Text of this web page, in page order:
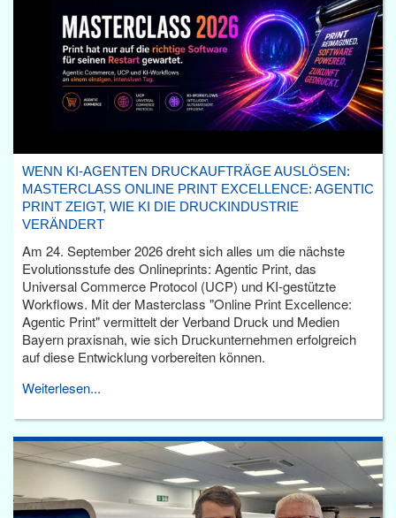
WENN KI-AGENTEN DRUCKAUFTRÄGE AUSLÖSEN:
MASTERCLASS ONLINE PRINT EXCELLENCE: AGENTIC
PRINT ZEIGT, WIE KI DIE DRUCKINDUSTRIE
VERÄNDERT
Am 24. September 2026 dreht sich alles um die nächste
Evolutionsstufe des Onlineprints: Agentic Print, das
Universal Commerce Protocol (UCP) und KI-gestützte
Workflows. Mit der Masterclass "Online Print Excellence:
Agentic Print" vermittelt der Verband Druck und Medien
Bayern praxisnah, wie sich Druckunternehmen erfolgreich
auf diese Entwicklung vorbereiten können.
Weiterlesen...